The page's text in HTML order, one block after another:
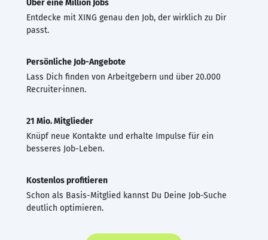
Über eine Million Jobs
Entdecke mit XING genau den Job, der wirklich zu Dir
passt.
Persönliche Job-Angebote
Lass Dich finden von Arbeitgebern und über 20.000
Recruiter·innen.
21 Mio. Mitglieder
Knüpf neue Kontakte und erhalte Impulse für ein
besseres Job-Leben.
Kostenlos profitieren
Schon als Basis-Mitglied kannst Du Deine Job-Suche
deutlich optimieren.